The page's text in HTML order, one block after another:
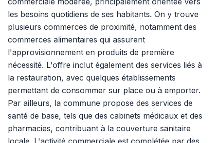
les besoins quotidiens de ses habitants. On y trouve
plusieurs commerces de proximité, notamment des
commerces alimentaires qui assurent
l'approvisionnement en produits de première
nécessité. L'offre inclut également des services liés à
la restauration, avec quelques établissements
permettant de consommer sur place ou à emporter.
Par ailleurs, la commune propose des services de
santé de base, tels que des cabinets médicaux et des
pharmacies, contribuant à la couverture sanitaire
locale. L'activité commerciale est complétée par des